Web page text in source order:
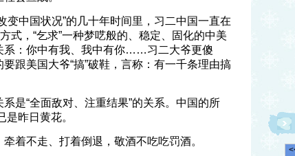
变中国状况”的几十年时间里，习二中国一直在
式，“乞求”一种梦呓般的、稳定、固化的中美
系：你中有我、我中有你……习二大爷更傻
跟美国大爷“搞”破鞋，言称：有一千条理由搞
是“全面敌对、注重结果”的关系。中国的所
是昨日黄花。
着不走、打着倒退，敬酒不吃吃罚酒。